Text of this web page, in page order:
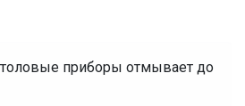
приборы отмывает до